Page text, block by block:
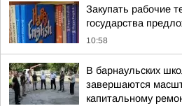
Закупать рабочие
государства
10:58
В барнаульских
завершаются
капитальному